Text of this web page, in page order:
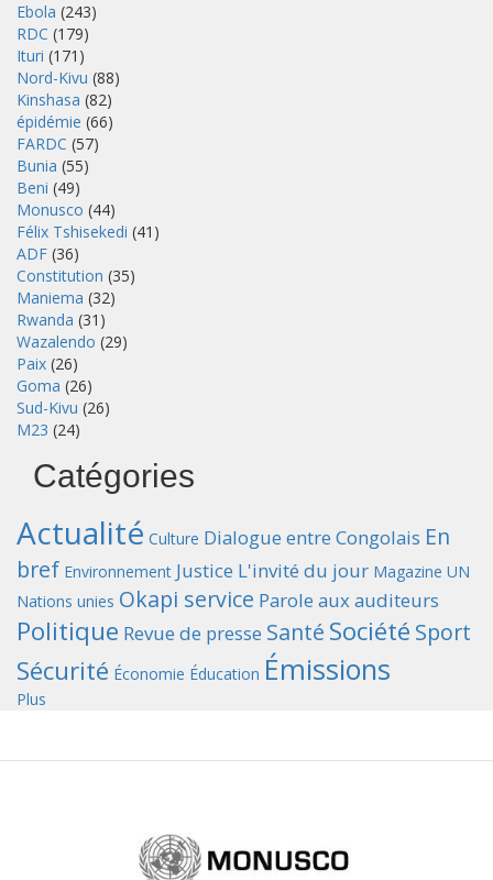
Ebola (243)
RDC (179)
Ituri (171)
Nord-Kivu (88)
Kinshasa (82)
épidémie (66)
FARDC (57)
Bunia (55)
Beni (49)
Monusco (44)
Félix Tshisekedi (41)
ADF (36)
Constitution (35)
Maniema (32)
Rwanda (31)
Wazalendo (29)
Paix (26)
Goma (26)
Sud-Kivu (26)
M23 (24)
Catégories
Actualité Culture Dialogue entre Congolais En
bref Environnement Justice L'invité du jour Magazine UN
Nations unies Okapi service Parole aux auditeurs
Politique Revue de presse Santé Société Sport
Sécurité Économie Éducation Émissions
Plus